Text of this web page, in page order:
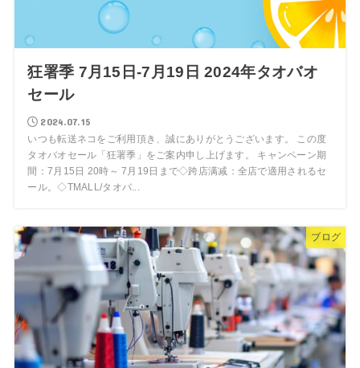
狂署季 7月15日-7月19日 2024年タオバオ
セール
2024.07.15
いつも転送ネコをご利用頂き、誠にありがとうございます。 この度
タオバオセール「狂署季」をご案内申し上げます。 キャンペーン期
間：7月15日 20時～ 7月19日まで◇跨店满减：全店で適用されるセ
ール。◇TMALL/タオバ...
ブログ